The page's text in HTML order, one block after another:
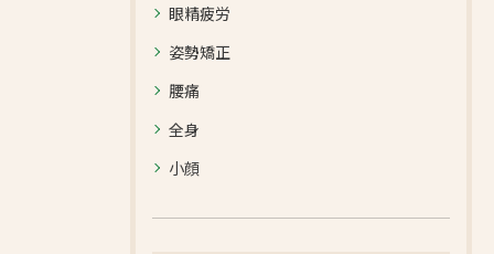
眼精疲労
姿勢矯正
腰痛
全身
小顔